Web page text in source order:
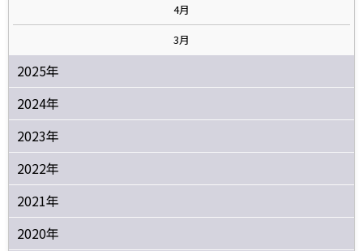
4月
3月
2025年
2024年
2023年
2022年
2021年
2020年